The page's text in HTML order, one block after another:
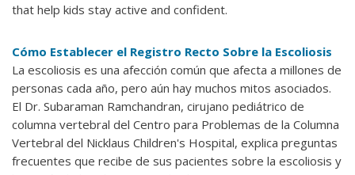
that help kids stay active and confident.
Cómo Establecer el Registro Recto Sobre la Escoliosis
La escoliosis es una afección común que afecta a millones de
personas cada año, pero aún hay muchos mitos asociados.
El Dr. Subaraman Ramchandran, cirujano pediátrico de
columna vertebral del Centro para Problemas de la Columna
Vertebral del Nicklaus Children's Hospital, explica preguntas
frecuentes que recibe de sus pacientes sobre la escoliosis y